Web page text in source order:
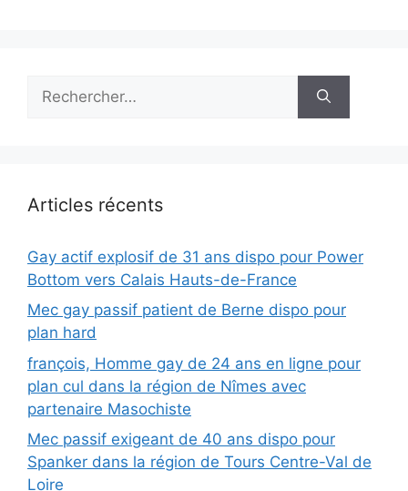
Articles récents
Gay actif explosif de 31 ans dispo pour Power
Bottom vers Calais Hauts-de-France
Mec gay passif patient de Berne dispo pour
plan hard
françois, Homme gay de 24 ans en ligne pour
plan cul dans la région de Nîmes avec
partenaire Masochiste
Mec passif exigeant de 40 ans dispo pour
Spanker dans la région de Tours Centre-Val de
Loire